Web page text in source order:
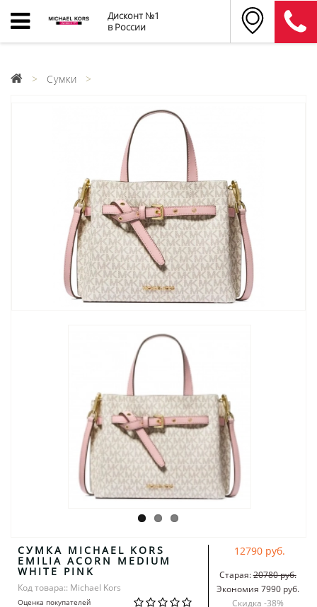
Дисконт №1
в России
Сумки
СУМКА MICHAEL KORS
EMILIA ACORN MEDIUM
WHITE PINK
Код товара:: Michael Kors
Оценка покупателей
12790 руб.
Старая:20780 руб.
Экономия 7990 руб.
Скидка -38%